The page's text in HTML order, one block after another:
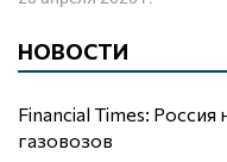
НОВОСТИ
Financial Times:
газовозов